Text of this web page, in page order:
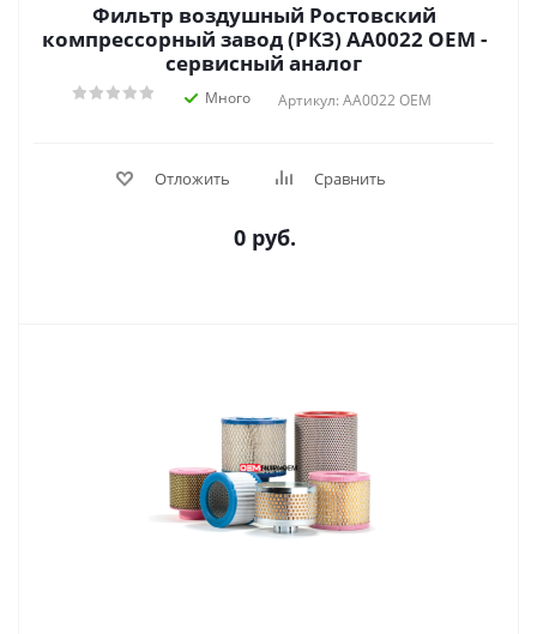
Фильтр воздушный Ростовский
компрессорный завод (РКЗ) АA0022 OEM -
сервисный аналог
Много Артикул: АA0022 OEM
Отложить Сравнить
0 руб.